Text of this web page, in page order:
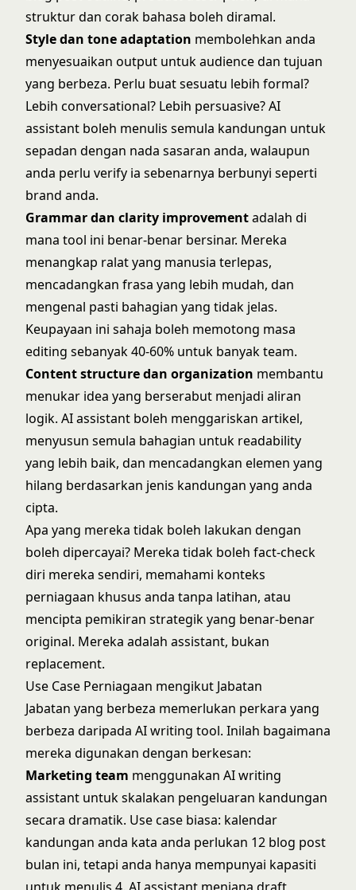
struktur dan corak bahasa boleh diramal.
Style dan tone adaptation membolehkan anda
menyesuaikan output untuk audience dan tujuan
yang berbeza. Perlu buat sesuatu lebih formal?
Lebih conversational? Lebih persuasive? AI
assistant boleh menulis semula kandungan untuk
sepadan dengan nada sasaran anda, walaupun
anda perlu verify ia sebenarnya berbunyi seperti
brand anda.
Grammar dan clarity improvementadalah di
mana tool ini benar-benar bersinar. Mereka
menangkap ralat yang manusia terlepas,
mencadangkan frasa yang lebih mudah, dan
mengenal pasti bahagian yang tidak jelas.
Keupayaan ini sahaja boleh memotong masa
editing sebanyak 40-60% untuk banyak team.
Content structure dan organization membantu
menukar idea yang berserabut menjadi aliran
logik. AI assistant boleh menggariskan artikel,
menyusun semula bahagian untuk readability
yang lebih baik, dan mencadangkan elemen yang
hilang berdasarkan jenis kandungan yang anda
cipta.
Apa yang mereka tidak boleh lakukan dengan
boleh dipercayai? Mereka tidak boleh fact-check
diri mereka sendiri, memahami konteks
perniagaan khusus anda tanpa latihan, atau
mencipta pemikiran strategik yang benar-benar
original. Mereka adalah assistant, bukan
replacement.
Use Case Perniagaan mengikut Jabatan
Jabatan yang berbeza memerlukan perkara yang
berbeza daripada AI writing tool. Inilah bagaimana
mereka digunakan dengan berkesan:
Marketing team menggunakan AI writing
assistant untuk skalakan pengeluaran kandungan
secara dramatik. Use case biasa: kalendar
kandungan anda kata anda perlukan 12 blog post
bulan ini, tetapi anda hanya mempunyai kapasiti